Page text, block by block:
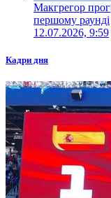
Макгрегор
першому раунді
12.07.2026, 9:59
Кадри дня